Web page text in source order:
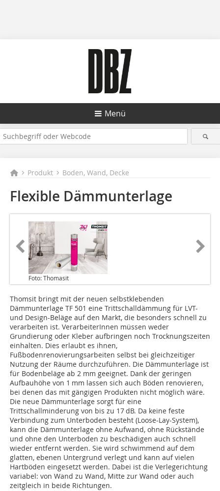
Menü
Produkt Boden, Wand, Decke
Flexible Dämmunterlage
Foto: Thomasit
Thomsit bringt mit der neuen selbstklebenden
Dämmunterlage TF 501 eine Trittschalldämmung für LVT-
und Design-Beläge auf den Markt, die besonders schnell zu
verarbeiten ist. Verarbeiter­Innen müssen weder
Grundierung oder Kleber aufbringen noch Trocknungszeiten
einhalten. Dies erlaubt es ihnen,
Fußbodenrenovierungsarbeiten selbst bei gleichzeitiger
Nutzung der Räume durchzuführen. Die Dämmunterlage ist
für Bodenbeläge ab 2 mm geeignet. Dank der geringen
Aufbauhöhe von 1 mm lassen sich auch Böden renovieren,
bei denen das mit gängigen Produkten nicht möglich wäre.
Die neue Dämm­unterlage sorgt für eine
Trittschallminderung von bis zu 17 dB. Da keine feste
Verbindung zum Unterboden besteht (Loose-Lay-System),
kann die Dämmunterlage ohne Aufwand, ohne Rückstände
und ohne den Unterboden zu beschädigen auch schnell
wieder entfernt werden. Sie wird schwimmend auf dem
glatten, ebenen Untergrund verlegt und kann auf vielen
Hartböden eingesetzt werden. Dabei ist die Verlegerichtung
variabel: von Wand zu Wand, Mitte zur Wand oder auch
zeitgleich in beide Richtungen.